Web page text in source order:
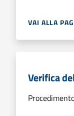
VAI ALLA
Verifica